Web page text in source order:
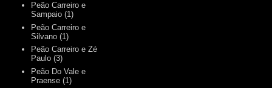
Peão Carreiro e
Sampaio (1)
Peão Carreiro e
Silvano (1)
Peão Carreiro e Zé
Paulo (3)
Peão Do Vale e
Praense (1)